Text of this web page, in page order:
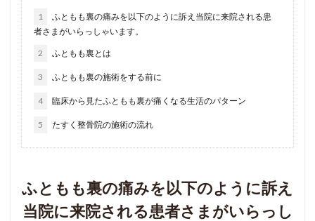
1
ふともも裏の痛みを以下のように訴え当院に来院される患
者さまがいらっしゃいます。
2 ふともも裏とは
3 ふともも裏の施術をする前に
4 臨床から見たふともも裏が痛くなる生活のパターン
5 たすく整骨院の施術の流れ
ふともも裏の痛みを以下のように訴え
当院に来院される患者さまがいらっし